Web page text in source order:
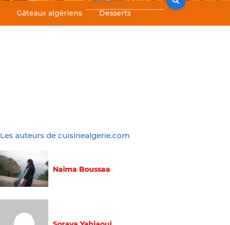
Gâteaux algériens Desserts
Les auteurs de cuisinealgerie.com
Naima Boussaa